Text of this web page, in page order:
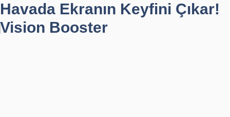
Havada Ekranın Keyfini Çıkar!
Vision Booster